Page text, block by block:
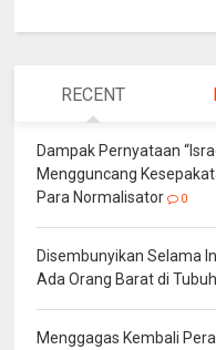
RECENT
Dampak Pernyataan
Mengguncang
Para Normalisator
0
Disembunyikan Selama
Ada Orang Barat di
Menggagas Kembali